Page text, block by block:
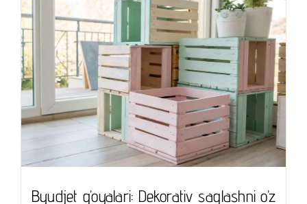
Byudjet g’oyalari: Dekorativ saqlashni o’z